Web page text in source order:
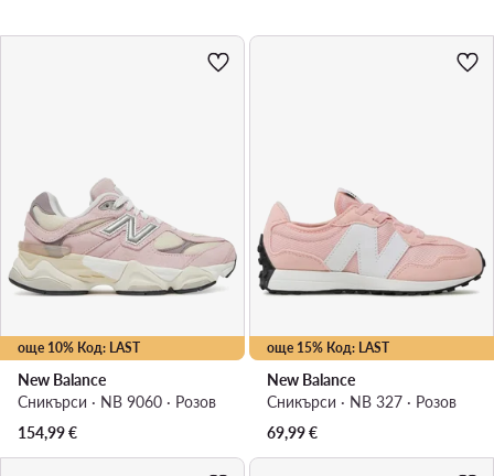
още 10% Код: LAST
New Balance
Сникърси · NB 9060 · Розов
154,99€
още 15% Код: LAST
New Balance
Сникърси · NB 327 · Розов
69,99€